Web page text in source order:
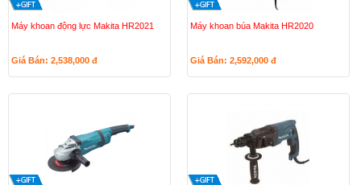
Máy khoan động lực Makita HR2021
Giá Bán: 2,538,000 đ
Máy khoan búa Makita HR2020
Giá Bán: 2,592,000 đ